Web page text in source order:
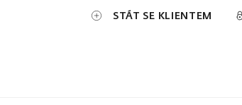
STÁT SE KLIENTEM